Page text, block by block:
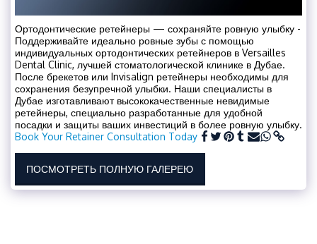
Ортодонтические ретейнеры — сохраняйте ровную улыбку -
Поддерживайте идеально ровные зубы с помощью
индивидуальных ортодонтических ретейнеров в Versailles
Dental Clinic, лучшей стоматологической клинике в Дубае.
После брекетов или Invisalign ретейнеры необходимы для
сохранения безупречной улыбки. Наши специалисты в
Дубае изготавливают высококачественные невидимые
ретейнеры, специально разработанные для удобной
посадки и защиты ваших инвестиций в более ровную улыбку.
Book Your Retainer Consultation Today
ПОСМОТРЕТЬ ПОЛНУЮ ГАЛЕРЕЮ